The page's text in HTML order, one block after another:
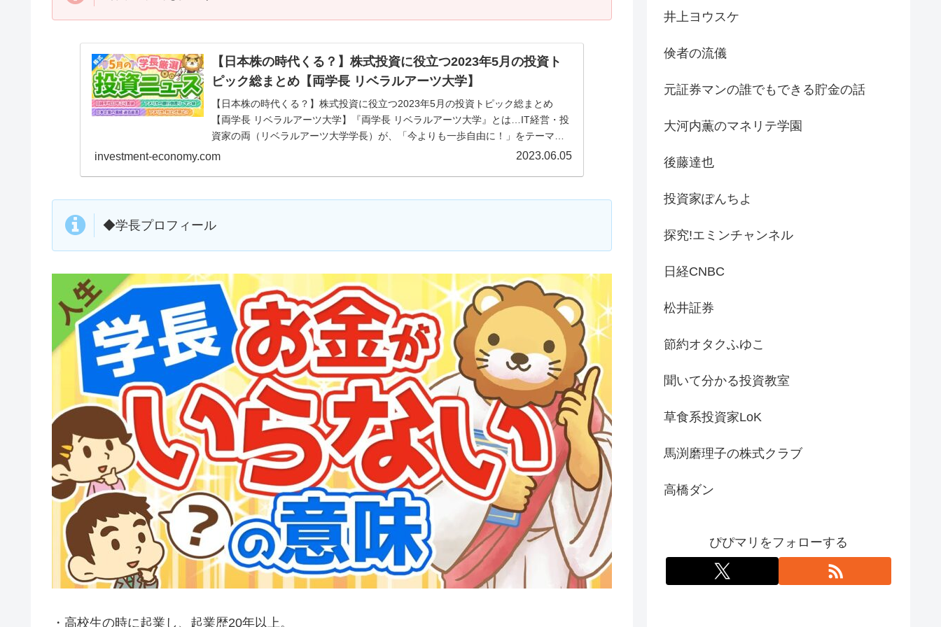
【日本株の時代くる？】株式投資に役立つ2023年5月の投資ト
ピック総まとめ【両学長 リベラルアーツ大学】
【日本株の時代くる？】株式投資に役立つ2023年5月の投資トピック総まとめ
【両学長 リベラルアーツ大学】『両学長 リベラルアーツ大学』とは…IT経営・投
資家の両（リベラルアーツ大学学長）が、「今よりも一歩自由に！」をテーマ
に、人生を豊かにす...
investment-economy.com 2023.06.05
◆学長プロフィール
・高校生の時に起業し、起業歴20年以上。
井上ヨウスケ
倹者の流儀
元証券マンの誰でもできる貯金の話
大河内薫のマネリテ学園
後藤達也
投資家ぽんちよ
探究!エミンチャンネル
日経CNBC
松井証券
節約オタクふゆこ
聞いて分かる投資教室
草食系投資家LoK
馬渕磨理子の株式クラブ
高橋ダン
ぴぴマリをフォローする